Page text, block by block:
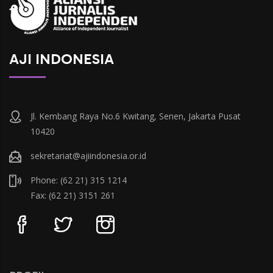
AJI INDONESIA
Jl. Kembang Raya No.6 Kwitang, Senen, Jakarta Pusat
10420
sekretariat@ajiindonesia.or.id
Phone: (62 21) 315 1214
Fax: (62 21) 3151 261